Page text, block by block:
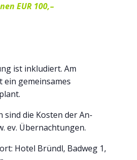
EUR 100,–
ist inkludiert. Am
ein gemeinsames
sind die Kosten der An-
ev. Übernachtungen.
Hotel Bründl, Badweg 1,